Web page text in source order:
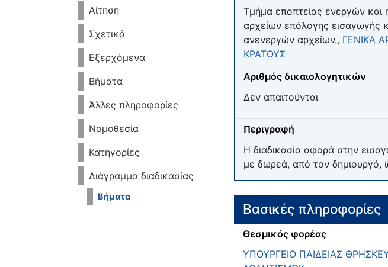
Αίτηση
Σχετικά
Εξερχόμενα
Βήματα
Άλλες πληροφορίες
Νομοθεσία
Κατηγορίες
Διάγραμμα διαδικασίας
Βήματα
Τμήμα εποπτείας ενεργών και
αρχείων επόλογης εισαγωγής
ανενεργών αρχείων., ΓΕΝΙΚΑ
ΚΡΑΤΟΥΣ
Αριθμός δικαιολογητικών
Δεν απαιτούνται
Περιγραφή
Η διαδικασία αφορά στην
με δωρεά, από τον δημιουργό,
Βασικές πληροφορίες
Θεσμικός φορέας
ΥΠΟΥΡΓΕΙΟ ΠΑΙΔΕΙΑΣ